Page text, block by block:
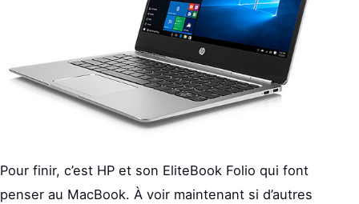
Pour finir, c’est HP et son EliteBook Folio qui font
penser au MacBook. À voir maintenant si d’autres